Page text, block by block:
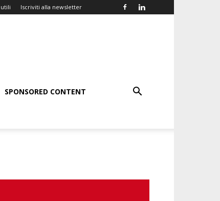
Iscriviti alla newsletter
SPONSORED CONTENT